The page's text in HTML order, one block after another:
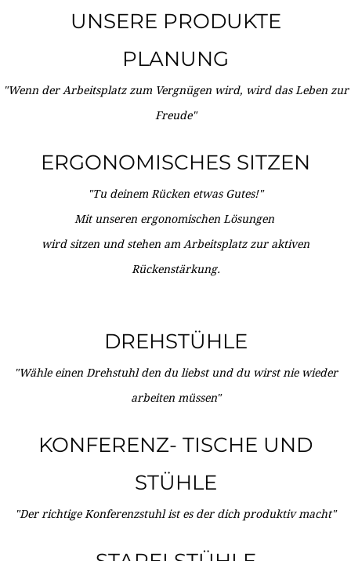
UNSERE PRODUKTE
PLANUNG
"Wenn der Arbeitsplatz zum Vergnügen wird, wird das Leben zur
Freude"
ERGONOMISCHES SITZEN
"Tu deinem Rücken etwas Gutes!"
Mit unseren ergonomischen Lösungen
wird sitzen und stehen am Arbeitsplatz zur aktiven
Rückenstärkung.
DREHSTÜHLE
"Wähle einen Drehstuhl den du liebst und du wirst nie wieder
arbeiten müssen"
KONFERENZ- TISCHE UND
STÜHLE
"Der richtige Konferenzstuhl ist es der dich produktiv macht"